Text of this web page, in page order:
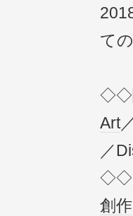
て
◇◇
Art
／
◇◇
創作